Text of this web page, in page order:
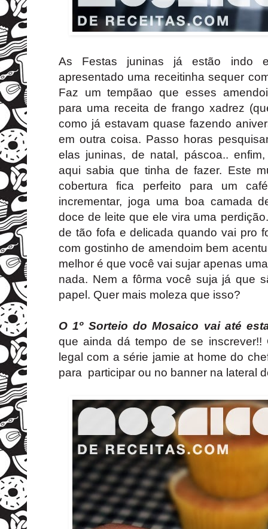
As Festas juninas já estão indo
apresentado uma receitinha sequer
Faz um tempãao que esses
para uma receita de frango xadrez
como já estavam quase fazendo
em outra coisa. Passo horas
elas juninas, de natal, páscoa..
aqui sabia que tinha de fazer. Este
cobertura fica perfeito para um
incrementar, joga uma boa camada
doce de leite que ele vira uma
de tão fofa e delicada quando vai pro
com gostinho de amendoim bem
melhor é que você vai sujar apenas
nada. Nem a fôrma você suja já que
papel. Quer mais moleza que isso?
O 1º Sorteio do Mosaico vai até
que ainda dá tempo de se inscrever!!
legal com a série jamie at home do
para participar ou no banner na lateral